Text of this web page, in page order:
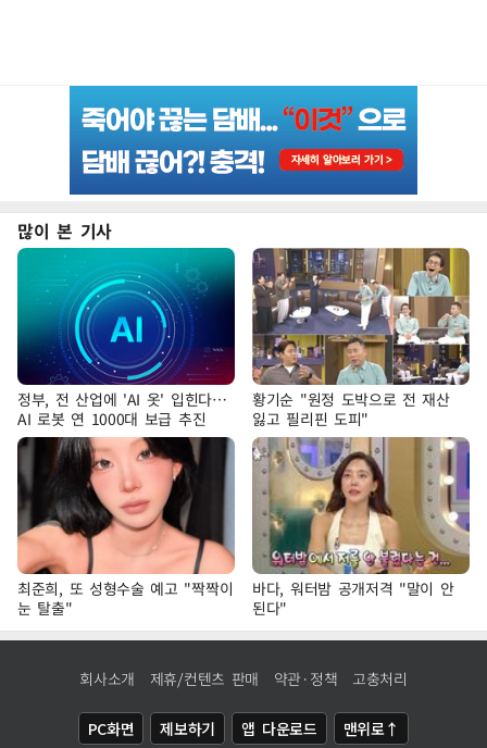
많이 본 기사
정부, 전 산업에 'AI 옷' 입힌다…
AI 로봇 연 1000대 보급 추진
황기순 "원정 도박으로 전 재산
잃고 필리핀 도피"
최준희, 또 성형수술 예고 "짝짝이
눈 탈출"
바다, 워터밤 공개저격 "말이 안
된다"
회사소개 제휴/컨텐츠 판매 약관·정책 고충처리
PC화면 제보하기 앱 다운로드 맨위로↑